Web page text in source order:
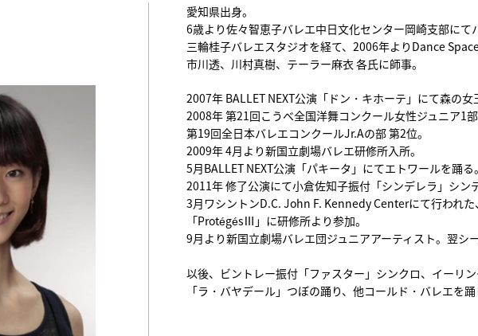
愛知県出身。
6歳より佐々智恵子バレエ中日文化センター岡崎支部にて
三輪桂子バレエスタジオを経て、2006年よりDance Space
市川透、川村真樹、テーラー麻衣 各氏に師事。
2007年 BALLET NEXT公演「ドン・キホーテ」にて森の女
2008年 第21回こうべ全国洋舞コンクール女性ジュニア1部
第19回全日本バレエコンクールJr.Aの部 第2位。
2009年 4月より新国立劇場バレエ研修所入所。
5月BALLET NEXT公演「パキータ」にてエトワールを踊る。
2011年 修了公演にて小倉佐知子振付「シンデレラ」シン
3月ワシントンD.C. John F. Kennedy Centerにて行われ
「ProtégésⅢ」に研修所より参加。
9月より新国立劇場バレエ団ジュニアアーティスト。翌シ
以後、ビントレー振付「ファスター」シンクロ、イーリ
「ラ・バヤデール」つぼの踊り、他コールド・バレエを踊